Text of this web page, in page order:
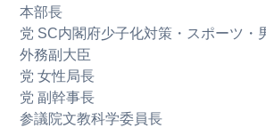
本部長
党 SC内閣府少子化対策・スポーツ・
外務副大臣
党 女性局長
党 副幹事長
参議院文教科学委員長